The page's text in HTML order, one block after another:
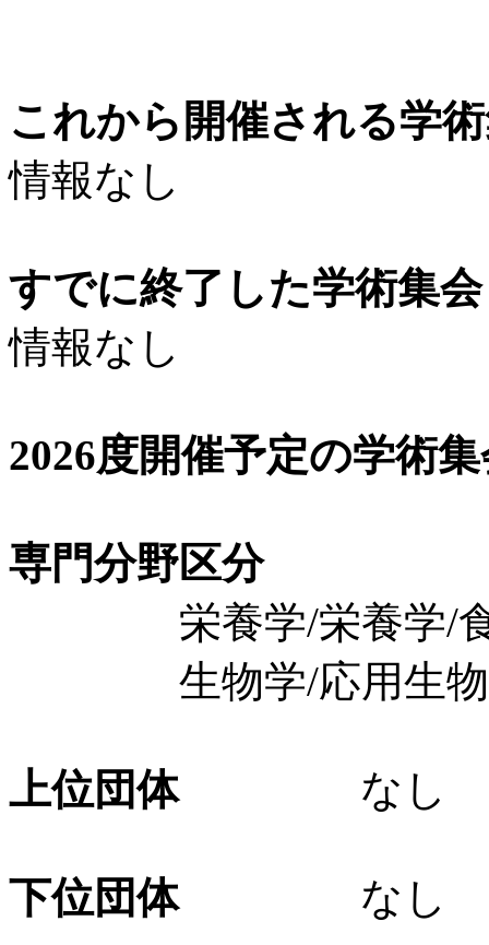
これから開催される学
情報なし
すでに終了した学術集
情報なし
2026度開催予定の学術
専門分野区分
栄養学/栄養学/食
生物学/応用生物
上位団体なし
下位団体なし